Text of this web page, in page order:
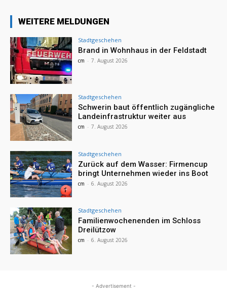
WEITERE MELDUNGEN
Stadtgeschehen
Brand in Wohnhaus in der Feldstadt
cm - 7. August 2026
Stadtgeschehen
Schwerin baut öffentlich zugängliche
Landeinfrastruktur weiter aus
cm - 7. August 2026
Stadtgeschehen
Zurück auf dem Wasser: Firmencup
bringt Unternehmen wieder ins Boot
cm - 6. August 2026
Stadtgeschehen
Familienwochenenden im Schloss
Dreilützow
cm - 6. August 2026
- Advertisement -